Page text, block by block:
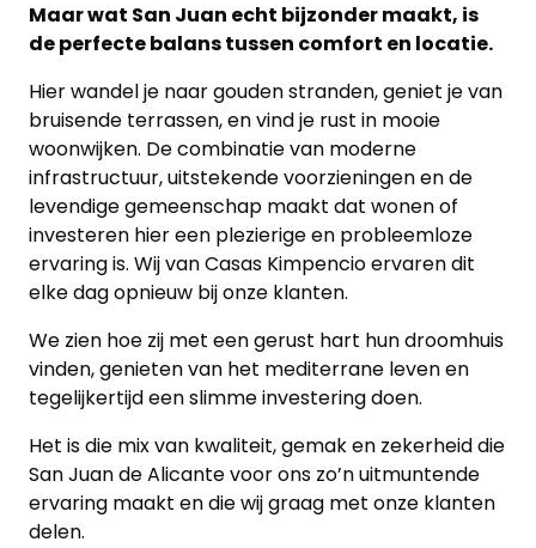
Maar wat San Juan echt bijzonder maakt, is
de perfecte balans tussen comfort en locatie.
Hier wandel je naar gouden stranden, geniet je van
bruisende terrassen, en vind je rust in mooie
woonwijken. De combinatie van moderne
infrastructuur, uitstekende voorzieningen en de
levendige gemeenschap maakt dat wonen of
investeren hier een plezierige en probleemloze
ervaring is. Wij van Casas Kimpencio ervaren dit
elke dag opnieuw bij onze klanten.
We zien hoe zij met een gerust hart hun droomhuis
vinden, genieten van het mediterrane leven en
tegelijkertijd een slimme investering doen.
Het is die mix van kwaliteit, gemak en zekerheid die
San Juan de Alicante voor ons zo’n uitmuntende
ervaring maakt en die wij graag met onze klanten
delen.